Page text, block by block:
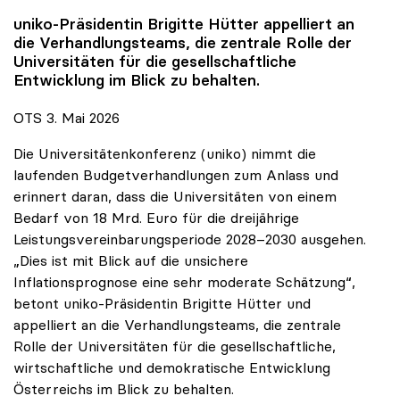
uniko-Präsidentin Brigitte Hütter appelliert an
die Verhandlungsteams, die zentrale Rolle der
Universitäten für die gesellschaftliche
Entwicklung im Blick zu behalten.
OTS 3. Mai 2026
Die Universitätenkonferenz (uniko) nimmt die
laufenden Budgetverhandlungen zum Anlass und
erinnert daran, dass die Universitäten von einem
Bedarf von 18 Mrd. Euro für die dreijährige
Leistungsvereinbarungsperiode 2028–2030 ausgehen.
„Dies ist mit Blick auf die unsichere
Inflationsprognose eine sehr moderate Schätzung“,
betont uniko-Präsidentin Brigitte Hütter und
appelliert an die Verhandlungsteams, die zentrale
Rolle der Universitäten für die gesellschaftliche,
wirtschaftliche und demokratische Entwicklung
Österreichs im Blick zu behalten.